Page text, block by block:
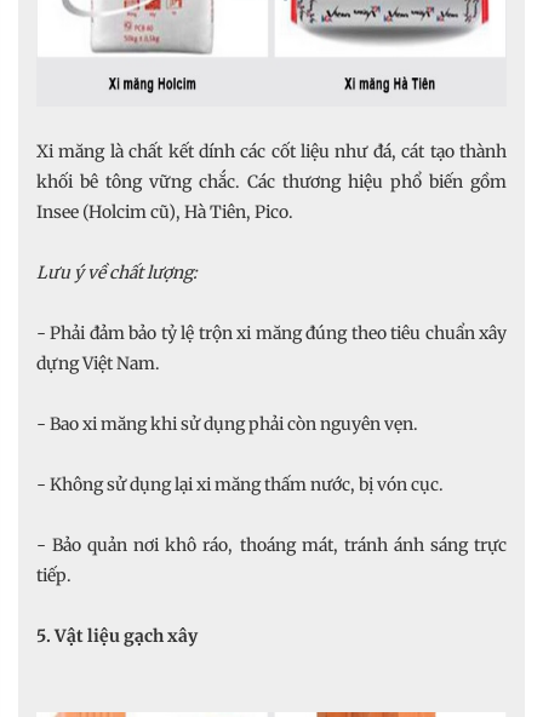
Xi măng là chất kết dính các cốt liệu như đá, cát tạo thành
khối bê tông vững chắc. Các thương hiệu phổ biến gồm
Insee (Holcim cũ), Hà Tiên, Pico.
Lưu ý về chất lượng:
- Phải đảm bảo tỷ lệ trộn xi măng đúng theo tiêu chuẩn xây
dựng Việt Nam.
- Bao xi măng khi sử dụng phải còn nguyên vẹn.
- Không sử dụng lại xi măng thấm nước, bị vón cục.
- Bảo quản nơi khô ráo, thoáng mát, tránh ánh sáng trực
tiếp.
5. Vật liệu gạch xây